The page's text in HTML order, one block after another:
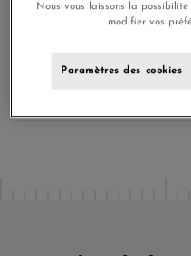
Paiement sécurisé
Nous vous laissons la
modifier vos
Paramètres des cookies